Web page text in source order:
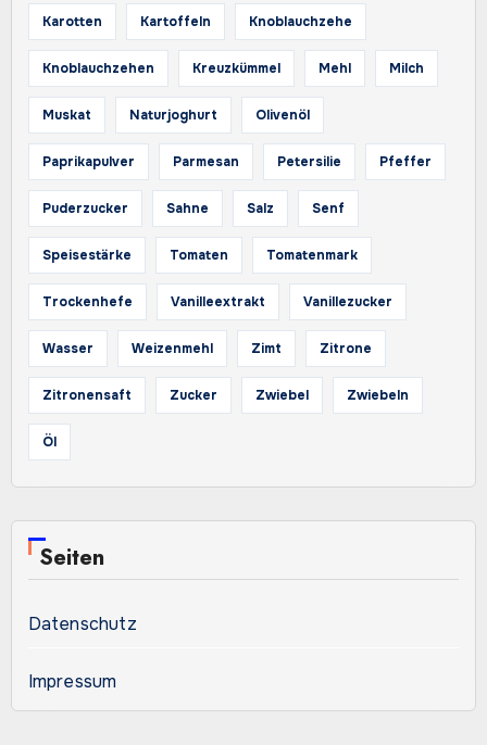
Karotten Kartoffeln Knoblauchzehe
Knoblauchzehen Kreuzkümmel Mehl Milch
Muskat Naturjoghurt Olivenöl
Paprikapulver Parmesan Petersilie Pfeffer
Puderzucker Sahne Salz Senf
Speisestärke Tomaten Tomatenmark
Trockenhefe Vanilleextrakt Vanillezucker
Wasser Weizenmehl Zimt Zitrone
Zitronensaft Zucker Zwiebel Zwiebeln
Öl
Seiten
Datenschutz
Impressum